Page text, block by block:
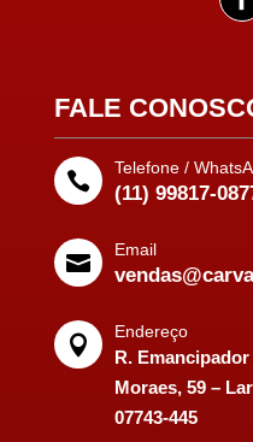
FALE

Telefone /
(11) 99817-

Email

Endereço
R.
Moraes, 59 –
07743-445